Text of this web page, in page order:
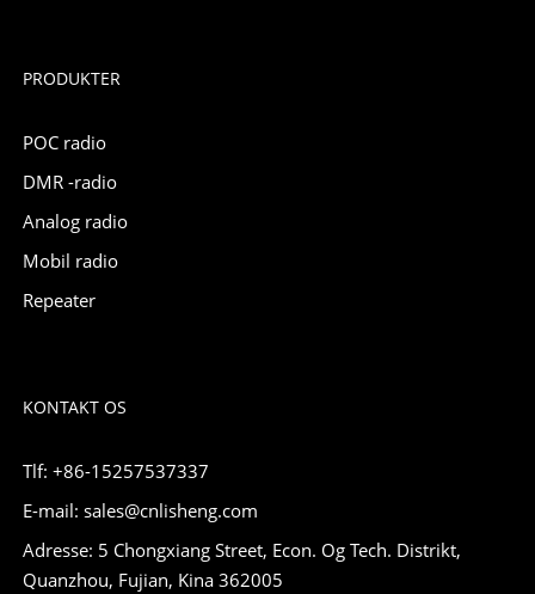
PRODUKTER
POC radio
DMR -radio
Analog radio
Mobil radio
Repeater
KONTAKT OS
Tlf: +86-15257537337
E-mail: sales@cnlisheng.com
Adresse: 5 Chongxiang Street, Econ. Og Tech. Distrikt,
Quanzhou, Fujian, Kina 362005